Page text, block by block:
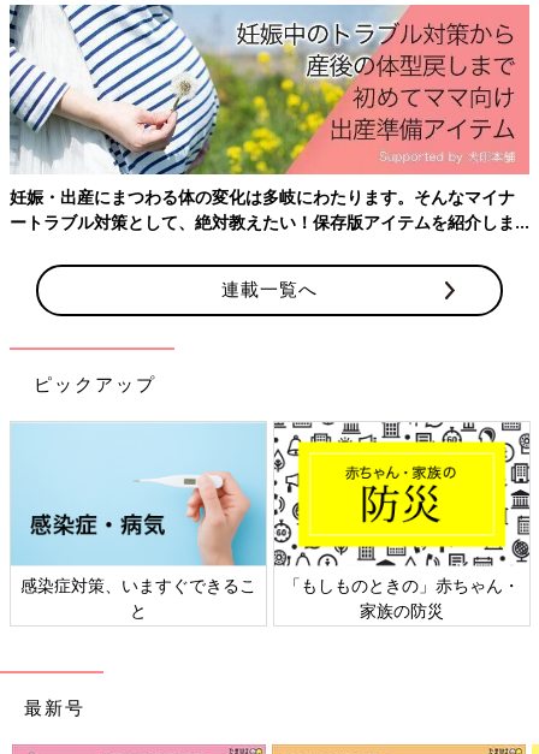
出典：Instagramアカウント「moon681226」
@moon_kateさんが購入したのは、チーズケーキ専門店
Mr.CHEESECAKEとセブンイレブンがコラボしたシリーズ商品。
人気店とのコラボ商品は、やっぱりおいしかったそうですよ！ワ
ッフルコーンのアイスは、カカオラズベリー味でチーズケーキと
の相性も良さそうですよね♪
ペロッと食べられちゃう！お手頃クッキーサンド
妊娠・出産にまつわる体の変化は多岐にわたります。そんなマイナ
ートラブル対策として、絶対教えたい！保存版アイテムを紹介しま
連載一覧へ
ピックアップ
感染症対策、いますぐできるこ
と
「もしものときの」赤ちゃん・
家族の防災
最新号